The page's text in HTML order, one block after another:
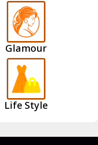
Glamour
Life Style